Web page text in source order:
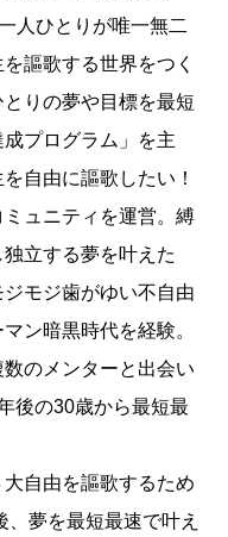
人ひとりが唯一無二
謳歌する世界をつく
りの夢や目標を最短
プログラム」を主
自由に謳歌したい！
ュニティを運営。縛
立する夢を叶えた
モジ歯がゆい不自由
ン暗黒時代を経験。
のメンターと出会い
後の30歳から最短最
自由を謳歌するため
夢を最短最速で叶え